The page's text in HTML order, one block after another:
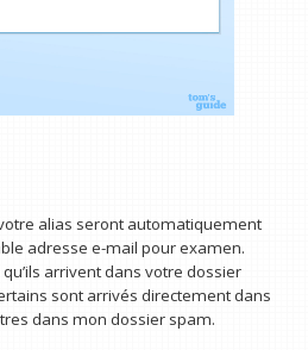
alias seront automatiquement
adresse e-mail pour examen.
arrivent dans votre dossier
sont arrivés directement dans
dans mon dossier spam.